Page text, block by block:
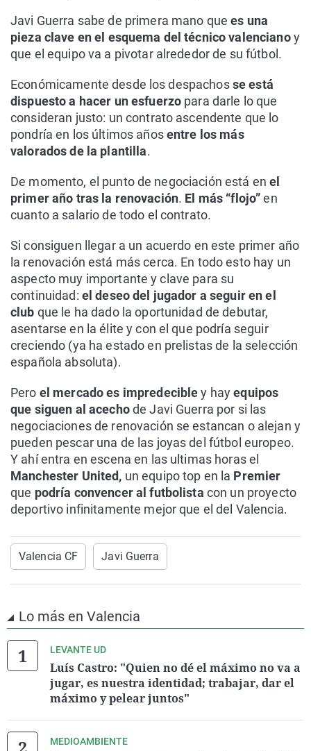
Javi Guerra sabe de primera mano que es una
pieza clave en el esquema del técnico valencianoy
que el equipo va a pivotar alrededor de su fútbol.
Económicamente desde los despachosse está
dispuesto a hacer un esfuerzo para darle lo que
consideran justo: un contrato ascendente que lo
pondría en los últimos añosentre los más
valorados de la plantilla.
De momento, el punto de negociación está enel
primer año tras la renovación. El más “flojo”en
cuanto a salario de todo el contrato.
Si consiguen llegar a un acuerdo en este primer año
la renovación está más cerca. En todo esto hay un
aspecto muy importante y clave para su
continuidad: el deseo del jugador a seguir en el
club que le ha dado la oportunidad de debutar,
asentarse en la élite y con el que podría seguir
creciendo (ya ha estado en prelistas de la selección
española absoluta).
Pero el mercado es impredecibley hayequipos
que siguen al acechode Javi Guerra por si las
negociaciones de renovación se estancan o alejan y
pueden pescar una de las joyas del fútbol europeo.
Y ahí entra en escena en las ultimas horas el
Manchester United, un equipo top en la Premier
que podría convencer al futbolista con un proyecto
deportivo infinitamente mejor que el del Valencia.
Valencia CF Javi Guerra
Lo más en Valencia
LEVANTE UD
Luís Castro: "Quien no dé el máximo no va a
jugar, es nuestra identidad; trabajar, dar el
máximo y pelear juntos"
MEDIOAMBIENTE